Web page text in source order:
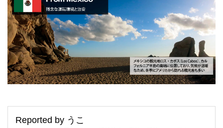
Reported by うこ
就活コラム